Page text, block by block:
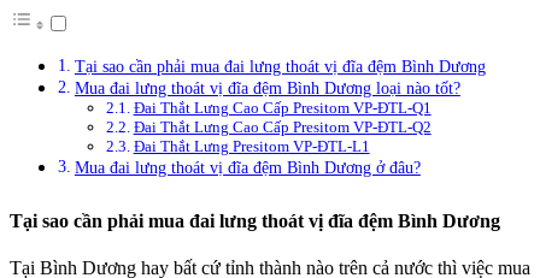
Tại sao cần phải mua đai lưng thoát vị đĩa đệm Bình Dương
Mua đai lưng thoát vị đĩa đệm Bình Dương loại nào tốt?
Đai Thắt Lưng Cao Cấp Presitom VP-ĐTL-Q1
Đai Thắt Lưng Cao Cấp Presitom VP-ĐTL-Q2
Đai Thắt Lưng Presitom VP-ĐTL-L1
Mua đai lưng thoát vị đĩa đệm Bình Dương ở đâu?
Tại sao cần phải mua đai lưng thoát vị đĩa đệm Bình Dương
Tại Bình Dương hay bất cứ tỉnh thành nào trên cả nước thì việc mua